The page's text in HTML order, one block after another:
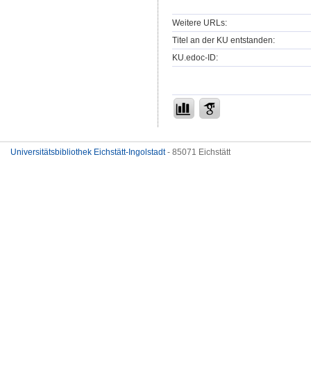
Weitere URLs:
Titel an der KU entstanden:
KU.edoc-ID:
Universitätsbibliothek Eichstätt-Ingolstadt- 85071 Eichstätt